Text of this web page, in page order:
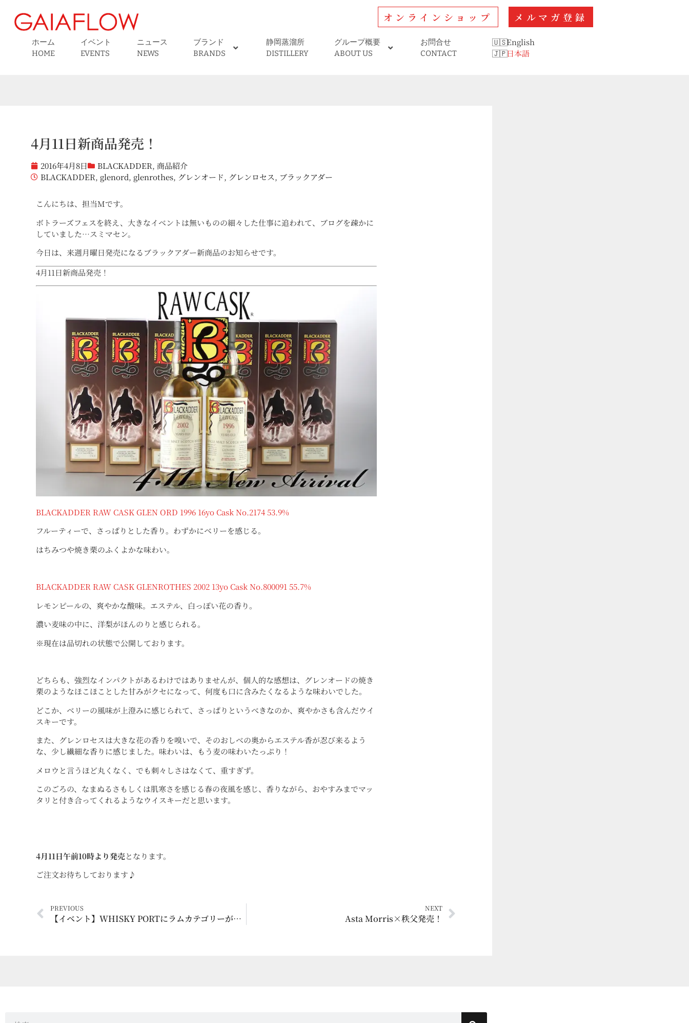
オンラインショップ メルマガ登録
ホーム
HOME
イベント
EVENTS
ニュース
NEWS
ブランド
BRANDS
静岡蒸溜所
DISTILLERY
グループ概要
ABOUT US
お問合せ
CONTACT
English
日本語
4月11日新商品発売！
2016年4月8日 BLACKADDER, 商品紹介
BLACKADDER, glenord, glenrothes, グレンオード, グレンロセス, ブラックアダー
こんにちは、担当Mです。
ボトラーズフェスを終え、大きなイベントは無いものの細々した仕事に追われて、ブログを疎かに
していました…スミマセン。
今日は、来週月曜日発売になるブラックアダー新商品のお知らせです。
4月11日新商品発売！
BLACKADDER RAW CASK GLEN ORD 1996 16yo Cask No.2174 53.9%
フルーティーで、さっぱりとした香り。わずかにベリーを感じる。
はちみつや焼き栗のふくよかな味わい。
BLACKADDER RAW CASK GLENROTHES 2002 13yo Cask No.800091 55.7%
レモンピールの、爽やかな酸味。エステル、白っぽい花の香り。
濃い麦味の中に、洋梨がほんのりと感じられる。
※現在は品切れの状態で公開しております。
どちらも、強烈なインパクトがあるわけではありませんが、個人的な感想は、グレンオードの焼き
栗のようなほこほことした甘みがクセになって、何度も口に含みたくなるような味わいでした。
どこか、ベリーの風味が上澄みに感じられて、さっぱりというべきなのか、爽やかさも含んだウイ
スキーです。
また、グレンロセスは大きな花の香りを嗅いで、そのおしべの奥からエステル香が忍び来るよう
な、少し繊細な香りに感じました。味わいは、もう麦の味わいたっぷり！
メロウと言うほど丸くなく、でも刺々しさはなくて、重すぎず。
このごろの、なまぬるさもしくは肌寒さを感じる春の夜風を感じ、香りながら、おやすみまでマッ
タリと付き合ってくれるようなウイスキーだと思います。
4月11日午前10時より発売となります。
ご注文お待ちしております♪
PREVIOUS
【イベント】WHISKY PORTにラムカテゴリーができました＆ラムコネクション大阪に出品します！
NEXT
Asta Morris×秩父発売！